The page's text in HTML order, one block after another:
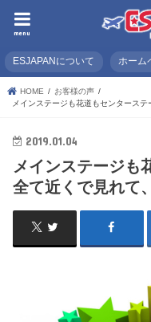
menu
ESJAPANについて ホーム
HOME
お客様の声
メインステージも花道もセンタース
2019.01.04
メインステージも
全て近くで見れて